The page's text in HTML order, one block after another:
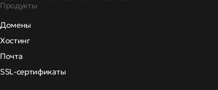
Продукты
Домены
Хостинг
Почта
SSL-сертификаты